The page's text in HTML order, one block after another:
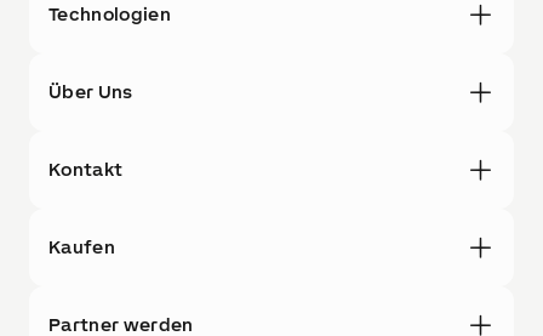
Technologien
Über Uns
Kontakt
Kaufen
Partner werden